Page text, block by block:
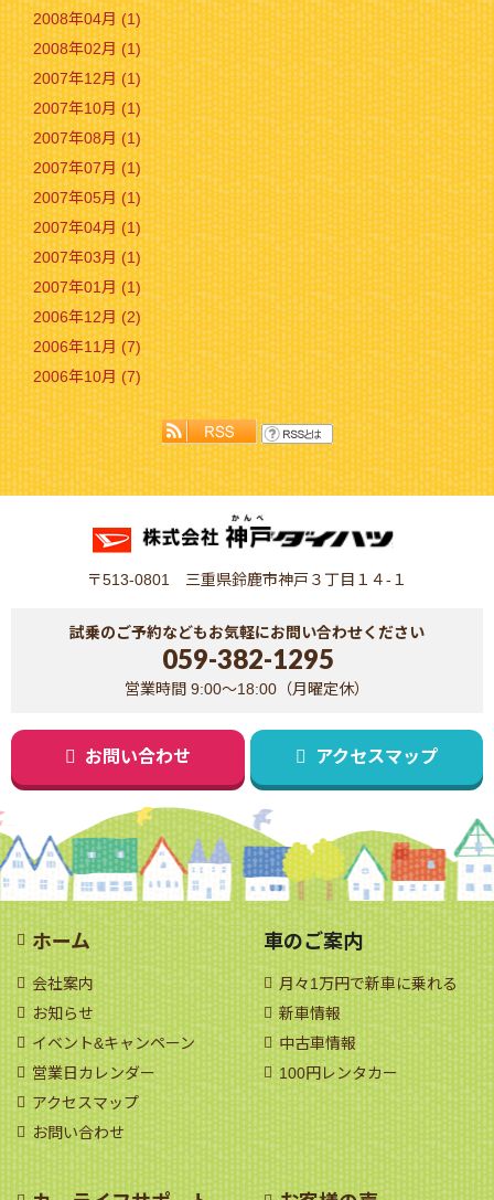
2008年04月 (1)
2008年02月 (1)
2007年12月 (1)
2007年10月 (1)
2007年08月 (1)
2007年07月 (1)
2007年05月 (1)
2007年04月 (1)
2007年03月 (1)
2007年01月 (1)
2006年12月 (2)
2006年11月 (7)
2006年10月 (7)
〒513-0801 三重県鈴鹿市神戸３丁目１４-１
試乗のご予約などもお気軽にお問い合わせください
059-382-1295
営業時間 9:00～18:00（月曜定休）
お問い合わせ アクセスマップ
ホーム
会社案内
お知らせ
イベント&キャンペーン
営業日カレンダー
アクセスマップ
お問い合わせ
車のご案内
月々1万円で新車に乗れる
新車情報
中古車情報
100円レンタカー